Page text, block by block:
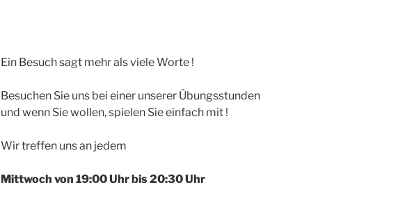
Ein Besuch sagt mehr als viele Worte !
Besuchen Sie uns bei einer unserer Übungsstunden
und wenn Sie wollen, spielen Sie einfach mit !
Wir treffen uns an jedem
Mittwoch von 19:00 Uhr bis 20:30 Uhr